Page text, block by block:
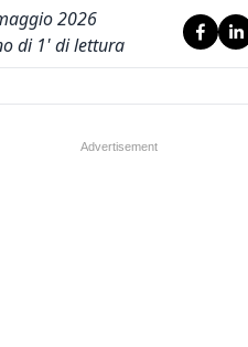
2026
di 1' di lettura